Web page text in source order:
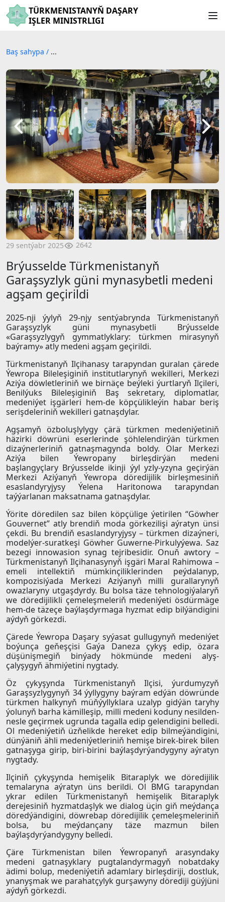
TÜRKMENISTANYŇ DAŞARY
IŞLER MINISTRLIGI
Baş sahypa / ...
29 sentýabr 2025 2642
Brýusselde Türkmenistanyň
Garaşsyzlyk güni mynasybetli medeni
agşam geçirildi
2025-nji ýylyň 29-njy sentýabrynda Türkmenistanyň
Garaşsyzlyk güni mynasybetli Brýusselde
«Garaşsyzlygyň gymmatlyklary: türkmen mirasynyň
baýramy» atly medeni agşam geçirildi.
Türkmenistanyň Ilçihanasy tarapyndan guralan çärede
Ýewropa Bileleşiginiň institutlarynyň wekilleri, Merkezi
Aziýa döwletleriniň we birnäçe beýleki ýurtlaryň Ilçileri,
Benilýuks Bileleşiginiň Baş sekretary, diplomatlar,
medeniýet işgärleri hem-de köpçülikleýin habar beriş
serişdeleriniň wekilleri gatnaşdylar.
Agşamyň özboluşlylygy çärä türkmen medeniýetiniň
häzirki döwrüni eserlerinde şöhlelendirýän türkmen
dizaýnerleriniň gatnaşmagynda boldy. Olar Merkezi
Aziýa bilen Ýewropany birleşdirýän medeni
başlangyçlary Brýusselde ikinji ýyl yzly-yzyna geçirýän
Merkezi Aziýanyň Ýewropa döredijilik birleşmesiniň
esaslandyryjysy Ýelena Haritonowa tarapyndan
taýýarlanan maksatnama gatnaşdylar.
Ýörite döredilen saz bilen köpçülige ýetirilen “Göwher
Gouvernet” atly brendiň moda görkezilişi aýratyn ünsi
çekdi. Bu brendiň esaslandyryjysy – türkmen dizaýneri,
modelýer-suratkeşi Göwher Guwerne-Pirkulyýewa. Saz
bezegi innowasion synag tejribesidir. Onuň awtory –
Türkmenistanyň Ilçihanasynyň işgäri Maral Rahimowa –
emeli intellektiň mümkinçiliklerinden peýdalanyp,
kompozisiýada Merkezi Aziýanyň milli gurallarynyň
owazlaryny utgaşdyrdy. Bu bolsa täze tehnologiýalaryň
we döredijilikli çemeleşmeleriň medeniýeti ösdürmäge
hem-de täzeçe baýlaşdyrmaga hyzmat edip bilýändigini
aýdyň görkezdi.
Çärede Ýewropa Daşary syýasat gullugynyň medeniýet
boýunça geňeşçisi Gaýa Daneza çykyş edip, özara
düşünişmegiň binýady hökmünde medeni alyş-
çalyşygyň ähmiýetini nygtady.
Öz çykyşynda Türkmenistanyň Ilçisi, ýurdumyzyň
Garaşsyzlygynyň 34 ýyllygyny baýram edýän döwründe
türkmen halkynyň müňýyllyklara uzalyp gidýän taryhy
ýolunyň barha kämilleşip, milli medeni koduny nesilden-
nesle geçirmek ugrunda tagalla edip gelendigini belledi.
Ol medeniýetiň üzňelikde hereket edip bilmeýändigini,
dünýäniň ähli medeniýetleriniň hemişe birek-birek bilen
gatnaşyga girip, biri-birini baýlaşdyrýandygyny aýratyn
nygtady.
Ilçiniň çykyşynda hemişelik Bitaraplyk we döredijilik
temalaryna aýratyn üns berildi. Ol BMG tarapyndan
ykrar edilen Türkmenistanyň hemişelik Bitaraplyk
derejesiniň hyzmatdaşlyk we dialog üçin giň meýdança
döredýändigini, döwrebap döredijilik çemeleşmeleriniň
bolsa, bu meýdançany täze mazmun bilen
baýlaşdyrýandygyny belledi.
Çäre Türkmenistan bilen Ýewropanyň arasyndaky
medeni gatnaşyklary pugtalandyrmagyň nobatdaky
ädimi bolup, medeniýetiň adamlary birleşdiriji, dostluk,
ynanyşmak we parahatçylyk gurşawyny dörediji güýjüni
aýdyň görkezdi.